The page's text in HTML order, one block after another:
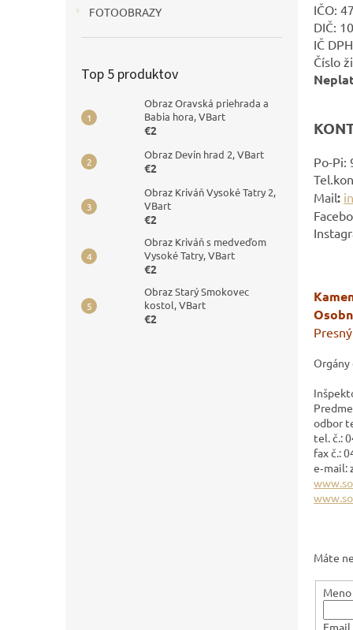
FOTOOBRAZY
Top 5 produktov
Obraz Oravská priehrada a
Babia hora, VBart
€2
Obraz Devín hrad 2, VBart
€2
Obraz Kriváň Vysoké Tatry 2,
VBart
€2
Obraz Kriváň s medveďom
Vysoké Tatry, VBart
€2
Obraz Starý Smokovec
kostol, VBart
€2
IČO:
DIČ:
IČ
Číslo
Po-Pi:
Mail:
Orgány
odbor
tel. č.:
fax č.:
e‐mail:
Máte
Email